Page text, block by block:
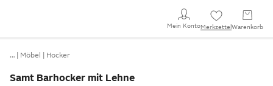
Mein KontoMerkzettel Warenkorb
… Möbel Hocker
Samt Barhocker mit Lehne